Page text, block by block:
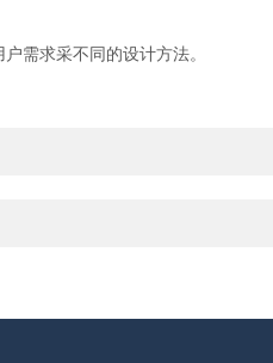
需求采不同的设计方法。